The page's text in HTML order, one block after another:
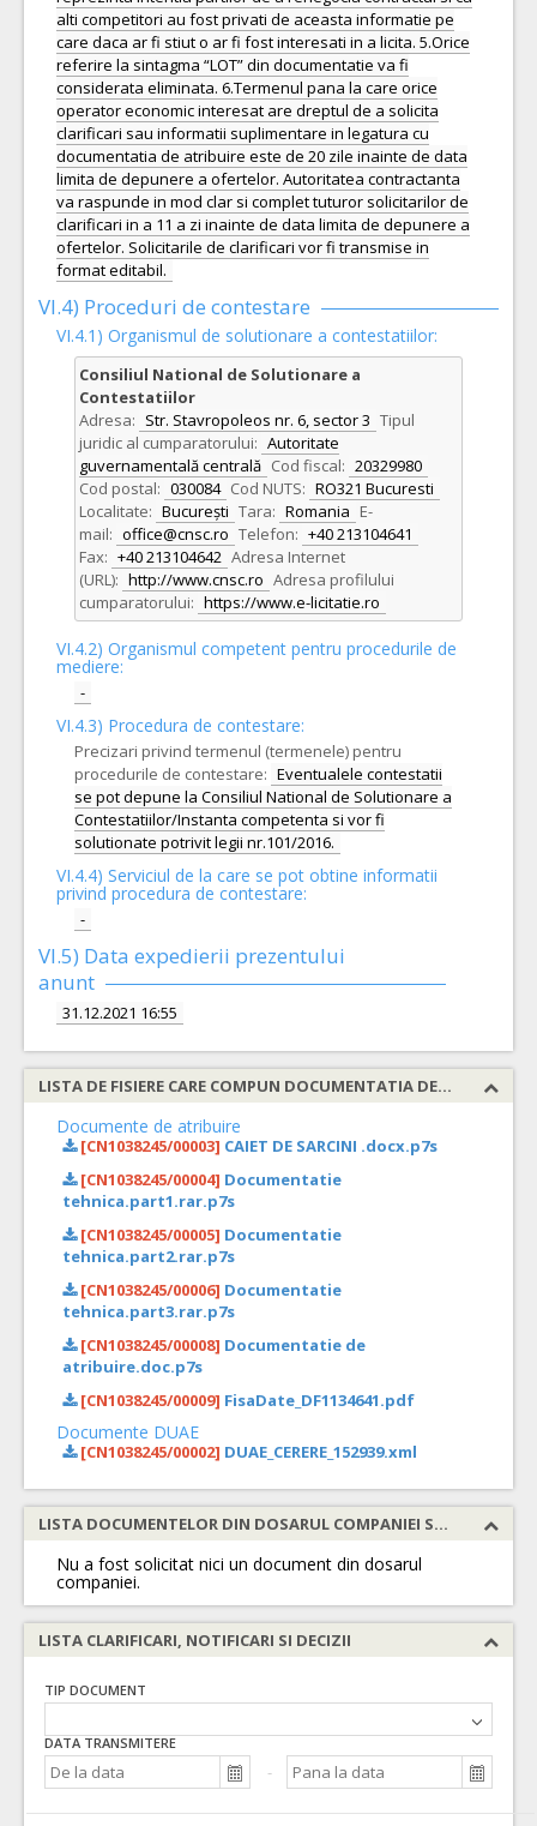
alti competitori au fost privati de aceasta informatie pe
care daca ar fi stiut o ar fi fost interesati in a licita. 5.Orice
referire la sintagma “LOT” din documentatie va fi
considerata eliminata. 6.Termenul pana la care orice
operator economic interesat are dreptul de a solicita
clarificari sau informatii suplimentare in legatura cu
documentatia de atribuire este de 20 zile inainte de data
limita de depunere a ofertelor. Autoritatea contractanta
va raspunde in mod clar si complet tuturor solicitarilor de
clarificari in a 11 a zi inainte de data limita de depunere a
ofertelor. Solicitarile de clarificari vor fi transmise in
format editabil.
VI.4) Proceduri de contestare
VI.4.1) Organismul de solutionare a contestatiilor:
Consiliul National de Solutionare a
Contestatiilor
Adresa: Str. Stavropoleos nr. 6, sector 3 Tipul
juridic al cumparatorului: Autoritate
guvernamentală centrală Cod fiscal: 20329980
Cod postal: 030084 Cod NUTS: RO321 Bucuresti
Localitate: București Tara: Romania E-
mail: office@cnsc.ro Telefon: +40 213104641
Fax: +40 213104642 Adresa Internet
(URL): http://www.cnsc.ro Adresa profilului
cumparatorului: https://www.e-licitatie.ro
VI.4.2) Organismul competent pentru procedurile de
mediere:
-
VI.4.3) Procedura de contestare:
Precizari privind termenul (termenele) pentru
procedurile de contestare: Eventualele contestatii
se pot depune la Consiliul National de Solutionare a
Contestatiilor/Instanta competenta si vor fi
solutionate potrivit legii nr.101/2016.
VI.4.4) Serviciul de la care se pot obtine informatii
privind procedura de contestare:
-
VI.5) Data expedierii prezentului
anunt
31.12.2021 16:55
LISTA DE FISIERE CARE COMPUN DOCUMENTATIA DE ATRIBUIRE
Documente de atribuire
[CN1038245/00003] CAIET DE SARCINI .docx.p7s
[CN1038245/00004] Documentatie
tehnica.part1.rar.p7s
[CN1038245/00005] Documentatie
tehnica.part2.rar.p7s
[CN1038245/00006] Documentatie
tehnica.part3.rar.p7s
[CN1038245/00008] Documentatie de
atribuire.doc.p7s
[CN1038245/00009] FisaDate_DF1134641.pdf
Documente DUAE
[CN1038245/00002] DUAE_CERERE_152939.xml
LISTA DOCUMENTELOR DIN DOSARUL COMPANIEI SOLICITATE
Nu a fost solicitat nici un document din dosarul
companiei.
LISTA CLARIFICARI, NOTIFICARI SI DECIZII
TIP DOCUMENT
DATA TRANSMITERE